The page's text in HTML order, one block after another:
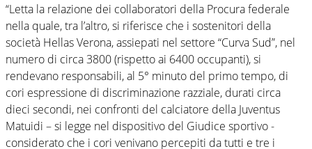
“Letta la relazione dei collaboratori della Procura federale
nella quale, tra l’altro, si riferisce che i sostenitori della
società Hellas Verona, assiepati nel settore “Curva Sud”, nel
numero di circa 3800 (rispetto ai 6400 occupanti), si
rendevano responsabili, al 5° minuto del primo tempo, di
cori espressione di discriminazione razziale, durati circa
dieci secondi, nei confronti del calciatore della Juventus
Matuidi – si legge nel dispositivo del Giudice sportivo -
considerato che i cori venivano percepiti da tutti e tre i